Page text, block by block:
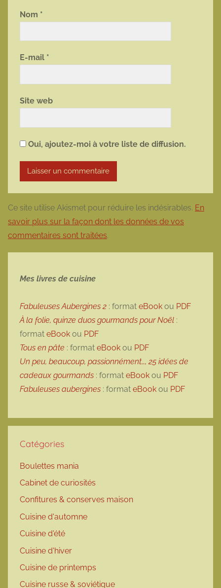
Nom *
E-mail *
Site web
Oui, ajoutez-moi à votre liste de diffusion.
Ce site utilise Akismet pour réduire les indésirables. En
savoir plus sur la façon dont les données de vos
commentaires sont traitées.
Mes livres de cuisine
Fabuleuses Aubergines 2 : format eBook ou PDF
À la folie, quinze duos gourmands pour Noël :
format eBook ou PDF
Tous en pâte : format eBook ou PDF
Un peu, beaucoup, passionnément…, 25 idées de
cadeaux gourmands : format eBook ou PDF
Fabuleuses aubergines : format eBook ou PDF
Catégories
Boulettes mania
Cabinet de curiosités
Confitures & conserves maison
Cuisine d'automne
Cuisine d'été
Cuisine d'hiver
Cuisine de printemps
Cuisine russe & soviétique